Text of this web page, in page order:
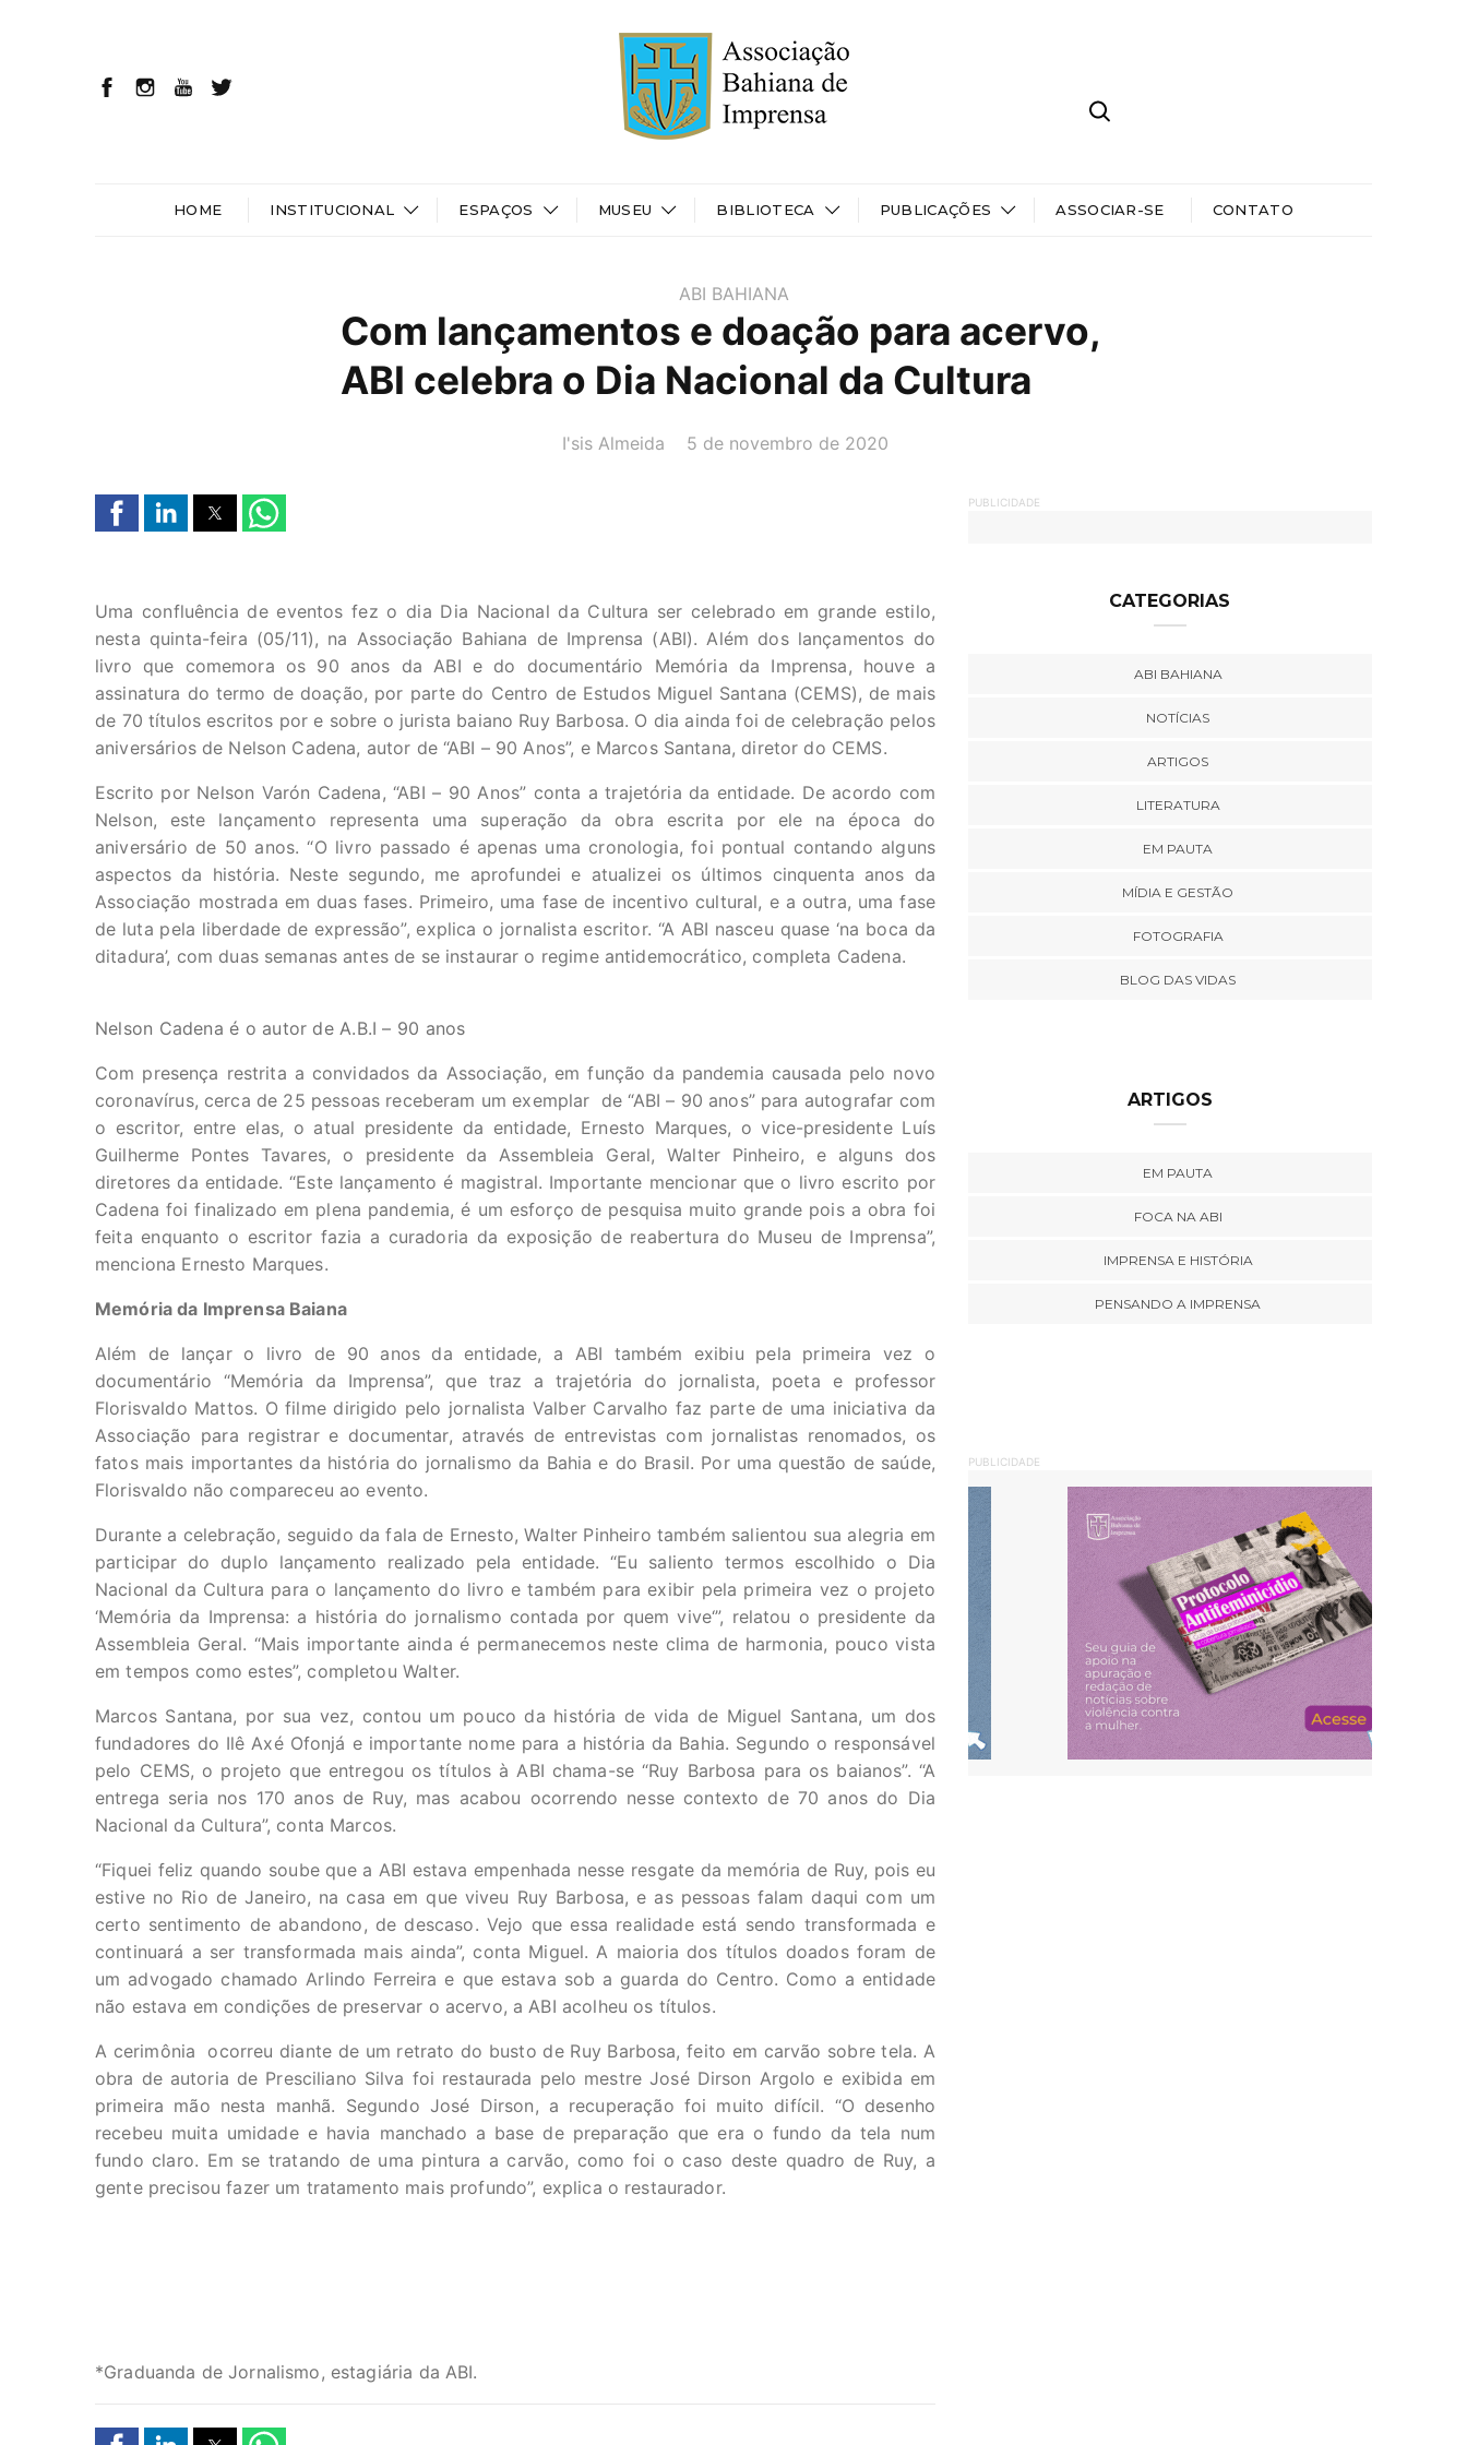
HOME INSTITUCIONAL ESPAÇOS MUSEU BIBLIOTECA PUBLICAÇÕES ASSOCIAR-SE CONTATO
ABI BAHIANA
Com lançamentos e doação para acervo,
ABI celebra o Dia Nacional da Cultura
AUTOR(A):
I'sis Almeida DATA:
5 de novembro de 2020
Uma confluência de eventos fez o dia Dia Nacional da Cultura ser celebrado em grande estilo,
nesta quinta-feira (05/11), na Associação Bahiana de Imprensa (ABI). Além dos lançamentos do
livro que comemora os 90 anos da ABI e do documentário Memória da Imprensa, houve a
assinatura do termo de doação, por parte do Centro de Estudos Miguel Santana (CEMS), de mais
de 70 títulos escritos por e sobre o jurista baiano Ruy Barbosa. O dia ainda foi de celebração pelos
aniversários de Nelson Cadena, autor de “ABI – 90 Anos”, e Marcos Santana, diretor do CEMS.
Escrito por Nelson Varón Cadena, “ABI – 90 Anos” conta a trajetória da entidade. De acordo com
Nelson, este lançamento representa uma superação da obra escrita por ele na época do
aniversário de 50 anos. “O livro passado é apenas uma cronologia, foi pontual contando alguns
aspectos da história. Neste segundo, me aprofundei e atualizei os últimos cinquenta anos da
Associação mostrada em duas fases. Primeiro, uma fase de incentivo cultural, e a outra, uma fase
de luta pela liberdade de expressão”, explica o jornalista escritor. “A ABI nasceu quase ‘na boca da
ditadura’, com duas semanas antes de se instaurar o regime antidemocrático, completa Cadena.
Nelson Cadena é o autor de A.B.I – 90 anos
Com presença restrita a convidados da Associação, em função da pandemia causada pelo novo
coronavírus, cerca de 25 pessoas receberam um exemplar de “ABI – 90 anos” para autografar com
o escritor, entre elas, o atual presidente da entidade, Ernesto Marques, o vice-presidente Luís
Guilherme Pontes Tavares, o presidente da Assembleia Geral, Walter Pinheiro, e alguns dos
diretores da entidade. “Este lançamento é magistral. Importante mencionar que o livro escrito por
Cadena foi finalizado em plena pandemia, é um esforço de pesquisa muito grande pois a obra foi
feita enquanto o escritor fazia a curadoria da exposição de reabertura do Museu de Imprensa”,
menciona Ernesto Marques.
Memória da Imprensa Baiana
Além de lançar o livro de 90 anos da entidade, a ABI também exibiu pela primeira vez o
documentário “Memória da Imprensa”, que traz a trajetória do jornalista, poeta e professor
Florisvaldo Mattos. O filme dirigido pelo jornalista Valber Carvalho faz parte de uma iniciativa da
Associação para registrar e documentar, através de entrevistas com jornalistas renomados, os
fatos mais importantes da história do jornalismo da Bahia e do Brasil. Por uma questão de saúde,
Florisvaldo não compareceu ao evento.
Durante a celebração, seguido da fala de Ernesto, Walter Pinheiro também salientou sua alegria em
participar do duplo lançamento realizado pela entidade. “Eu saliento termos escolhido o Dia
Nacional da Cultura para o lançamento do livro e também para exibir pela primeira vez o projeto
‘Memória da Imprensa: a história do jornalismo contada por quem vive‘”, relatou o presidente da
Assembleia Geral. “Mais importante ainda é permanecemos neste clima de harmonia, pouco vista
em tempos como estes”, completou Walter.
Marcos Santana, por sua vez, contou um pouco da história de vida de Miguel Santana, um dos
fundadores do Ilê Axé Ofonjá e importante nome para a história da Bahia. Segundo o responsável
pelo CEMS, o projeto que entregou os títulos à ABI chama-se “Ruy Barbosa para os baianos”. “A
entrega seria nos 170 anos de Ruy, mas acabou ocorrendo nesse contexto de 70 anos do Dia
Nacional da Cultura”, conta Marcos.
“Fiquei feliz quando soube que a ABI estava empenhada nesse resgate da memória de Ruy, pois eu
estive no Rio de Janeiro, na casa em que viveu Ruy Barbosa, e as pessoas falam daqui com um
certo sentimento de abandono, de descaso. Vejo que essa realidade está sendo transformada e
continuará a ser transformada mais ainda”, conta Miguel. A maioria dos títulos doados foram de
um advogado chamado Arlindo Ferreira e que estava sob a guarda do Centro. Como a entidade
não estava em condições de preservar o acervo, a ABI acolheu os títulos.
A cerimônia ocorreu diante de um retrato do busto de Ruy Barbosa, feito em carvão sobre tela. A
obra de autoria de Presciliano Silva foi restaurada pelo mestre José Dirson Argolo e exibida em
primeira mão nesta manhã. Segundo José Dirson, a recuperação foi muito difícil. “O desenho
recebeu muita umidade e havia manchado a base de preparação que era o fundo da tela num
fundo claro. Em se tratando de uma pintura a carvão, como foi o caso deste quadro de Ruy, a
gente precisou fazer um tratamento mais profundo”, explica o restaurador.
*Graduanda de Jornalismo, estagiária da ABI.
PUBLICIDADE
CATEGORIAS
ABI BAHIANA
NOTÍCIAS
ARTIGOS
LITERATURA
EM PAUTA
MÍDIA E GESTÃO
FOTOGRAFIA
BLOG DAS VIDAS
ARTIGOS
EM PAUTA
FOCA NA ABI
IMPRENSA E HISTÓRIA
PENSANDO A IMPRENSA
PUBLICIDADE